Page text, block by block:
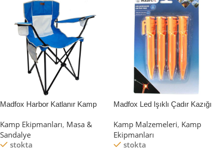
Madfox Harbor Katlanır Kamp
Kamp Ekipmanları, Masa &
Sandalye
stokta
Madfox Led Işıklı Çadır Kazığı
Kamp Malzemeleri, Kamp
Ekipmanları
stokta